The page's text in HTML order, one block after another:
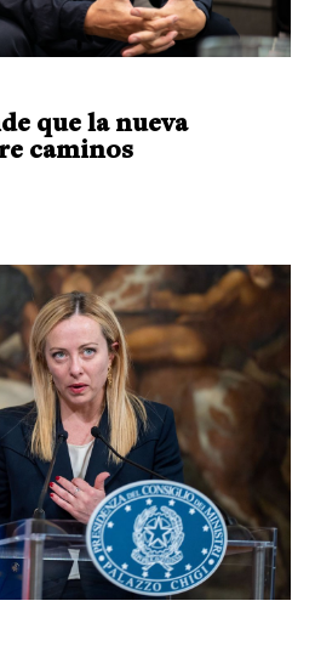
que la nueva
caminos